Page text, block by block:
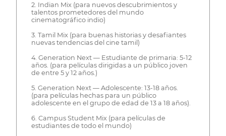
2. Indian Mix (para nuevos descubrimientos y
talentos prometedores del mundo
cinematográfico indio)
3. Tamil Mix (para buenas historias y desafiantes
nuevas tendencias del cine tamil)
4. Generation Next — Estudiante de primaria: 5-12
años. (para películas dirigidas a un público joven
de entre 5 y 12 años.)
5. Generation Next — Adolescente: 13-18 años.
(para películas hechas para un público
adolescente en el grupo de edad de 13 a 18 años).
6. Campus Student Mix (para películas de
estudiantes de todo el mundo)